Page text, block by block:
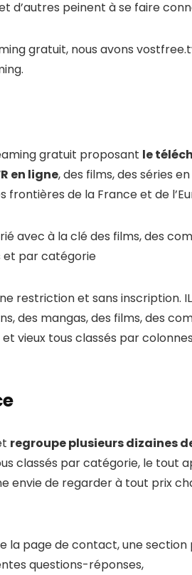
d’autres peinent à se faire
gratuit, nous avons
gratuit proposant le
en ligne, des films, des séries
frontières de la France et de
avec à la clé des films, des
et par catégorie
restriction et sans inscription.
des mangas, des films, des
vieux tous classés par
regroupe plusieurs dizaines
classés par catégorie, le tout
envie de regarder à tout prix
la page de contact, une
questions-réponses,